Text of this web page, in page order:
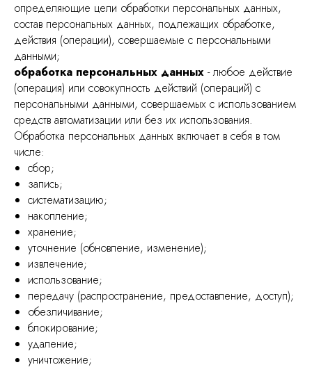
определяющие цели обработки персональных данных,
состав персональных данных, подлежащих обработке,
действия (операции), совершаемые с персональными
данными;
обработка персональных данных - любое действие
(операция) или совокупность действий (операций) с
персональными данными, совершаемых с использованием
средств автоматизации или без их использования.
Обработка персональных данных включает в себя в том
числе:
сбор;
запись;
систематизацию;
накопление;
хранение;
уточнение (обновление, изменение);
извлечение;
использование;
передачу (распространение, предоставление, доступ);
обезличивание;
блокирование;
удаление;
уничтожение;